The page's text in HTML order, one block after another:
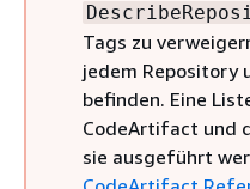
Tags zu
jedem Repository
befinden. Eine
CodeArtifact und
sie ausgeführt